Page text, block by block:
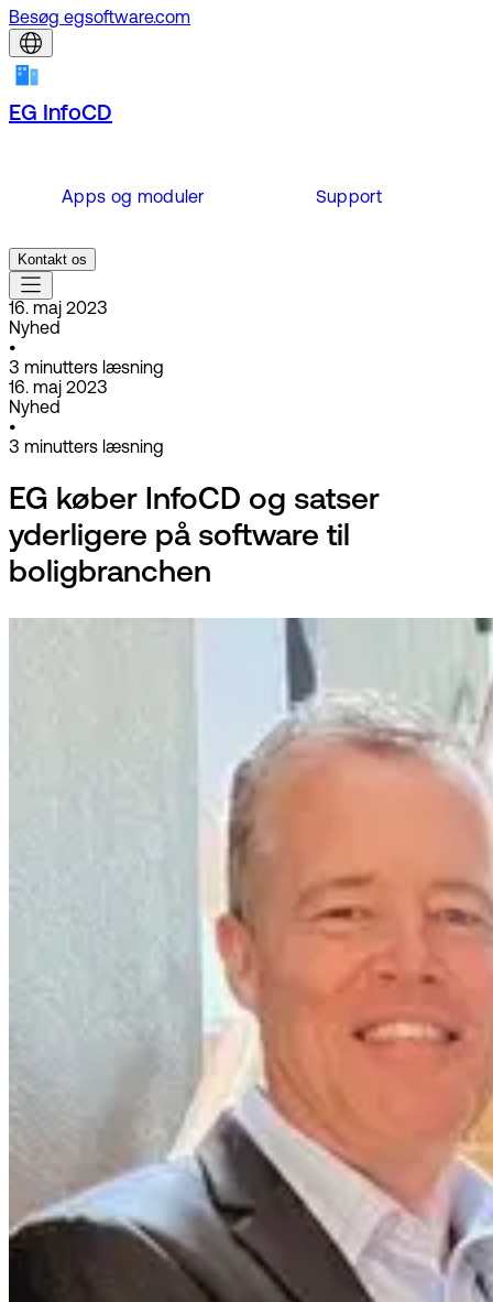
Besøg egsoftware.com
EG InfoCD
Apps og moduler Support
Kontakt os
16. maj 2023
Nyhed
•
3 minutters læsning
16. maj 2023
Nyhed
•
3 minutters læsning
EG køber InfoCD og satser
yderligere på software til
boligbranchen